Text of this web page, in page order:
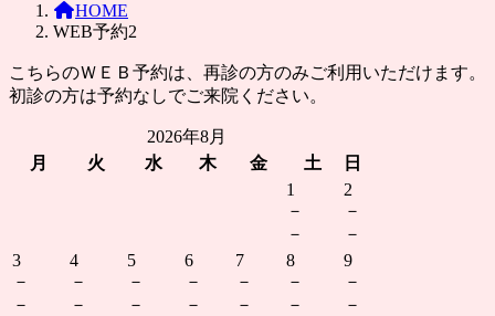
HOME
WEB予約2
こちらのＷＥＢ予約は、再診の方のみご利用いただけます。
初診の方は予約なしでご来院ください。
2026年8月
月
火 水 木 金 土
日
1
－
－
2
－
－
3
－
－
4
－
－
5
－
－
6
－
－
7
－
－
8
－
－
9
－
－